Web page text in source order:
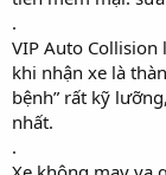
.
VIP Auto Collision
khi nhận xe là
bệnh” rất kỹ
nhất.
.